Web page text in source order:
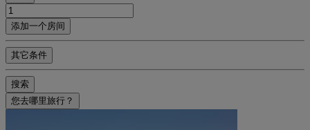
添加一个房间
其它条件
搜索
您去哪里旅行？